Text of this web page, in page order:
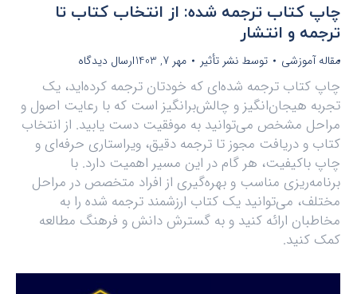
چاپ کتاب ترجمه شده: از انتخاب کتاب تا
ترجمه و انتشار
مقاله آموزشی توسط نشر تأثیر مهر 7, 1403 ارسال دیدگاه
چاپ کتاب ترجمه شده‌ای که خودتان ترجمه کرده‌اید، یک
تجربه هیجان‌انگیز و چالش‌برانگیز است که با رعایت اصول و
مراحل مشخص می‌توانید به موفقیت دست یابید. از انتخاب
کتاب و دریافت مجوز تا ترجمه دقیق، ویراستاری حرفه‌ای و
چاپ باکیفیت، هر گام در این مسیر اهمیت دارد. با
برنامه‌ریزی مناسب و بهره‌گیری از افراد متخصص در مراحل
مختلف، می‌توانید یک کتاب ارزشمند ترجمه شده را به
مخاطبان ارائه کنید و به گسترش دانش و فرهنگ مطالعه
کمک کنید.